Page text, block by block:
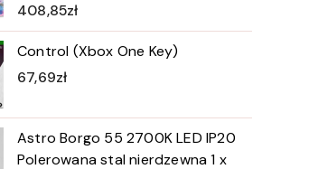
408,85zł
Control (Xbox One Key)
67,69zł
Astro Borgo 55 2700K LED IP20
Polerowana stal nierdzewna 1 x